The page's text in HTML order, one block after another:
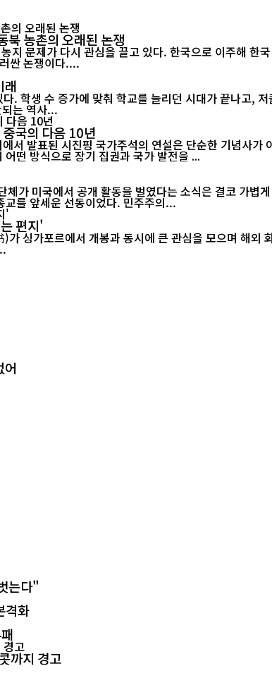
농촌의 오래된 논쟁
문제가 다시 관심을 끌고 있다. 한국으로 이주해 한
싼 논쟁이다....
래
. 학생 수 증가에 맞춰 학교를 늘리던 시대가 끝나고,
는 역사...
국의 다음 10년
발표된 시진핑 국가주석의 연설은 단순한 기념사
떤 방식으로 장기 집권과 국가 발전을 ...
가 미국에서 공개 활동을 벌였다는 소식은 결코 가볍
교를 앞세운 선동이었다. 민주주의...
편지'
봉과 동시에 큰 관심을 모으며 해외 화교 사회의 공감을 이끌어
는다"
격화
까지 경고